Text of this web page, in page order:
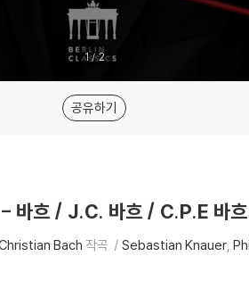
1/2
공유하기
바흐 / J.C. 바흐 / C.P.E 바
Bach 작곡 Sebastian Knauer